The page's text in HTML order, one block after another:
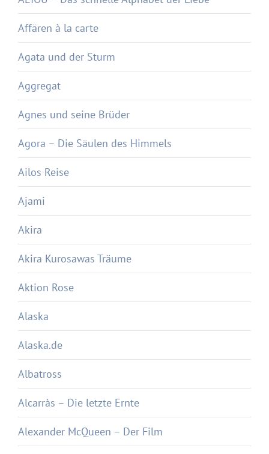
Affären à la carte
Agata und der Sturm
Aggregat
Agnes und seine Brüder
Agora – Die Säulen des Himmels
Ailos Reise
Ajami
Akira
Akira Kurosawas Träume
Aktion Rose
Alaska
Alaska.de
Albatross
Alcarràs – Die letzte Ernte
Alexander McQueen – Der Film